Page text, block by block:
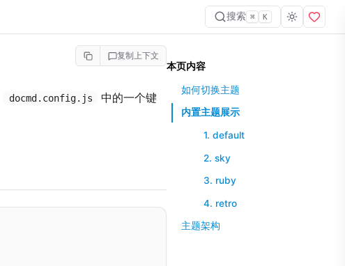
搜索 ⌘ K
复制上下文
docmd.config.js
中的一个键
本页内容
如何切换主题
内置主题展示
1. default
2. sky
3. ruby
4. retro
主题架构